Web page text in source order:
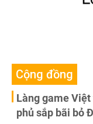
Cộng đồng
Làng game
phủ sắp bãi bỏ